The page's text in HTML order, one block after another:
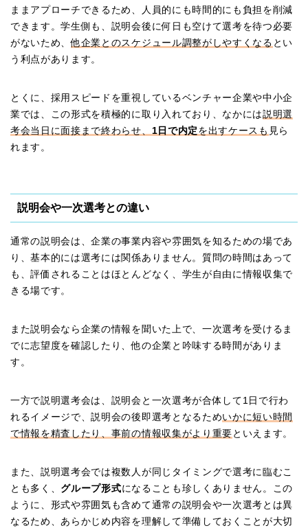
ままアプローチできるため、人員的にも時間的にも負担を削減
できます。学生側も、説明会後に何日も空けて選考を待つ必要
がないため、他企業とのスケジュール調整がしやすくなる とい
う利点があります。
とくに、採用スピードを重視しているベンチャー企業や中小企
業では、この形式を積極的に取り入れており、なかには説明選
考会当日に面接まで終わらせ、 1日で内定 を出すケースも 見ら
れます。
説明会や一次選考との違い
通常の説明会は、企業の事業内容や雰囲気を知るための場であ
り、基本的には選考には関係ありません。質問の時間はあって
も、評価されることはほとんどなく、学生が自由に情報収集で
きる場です。
また説明会なら企業の情報を聞いた上で、一次選考を受けるま
でに志望度を確認したり、他の企業と吟味する時間がありま
す。
一方で説明選考会は、説明会と一次選考が合体して1日で行わ
れるイメージで、説明会の後即選考となるためいかに短い時間
で情報を精査したり、事前の情報収集がより重要 といえます。
また、説明選考会では複数人が同じタイミングで選考に臨むこ
とも多く、 グループ形式になることも珍しくありません。この
ように、形式や雰囲気も含めて通常の説明会や一次選考とは異
なるため、あらかじめ内容を理解して準備しておくことが大切